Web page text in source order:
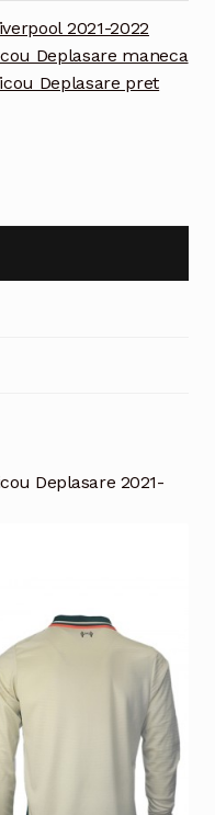
2021-2022
Deplasare maneca
Deplasare pret
Deplasare 2021-